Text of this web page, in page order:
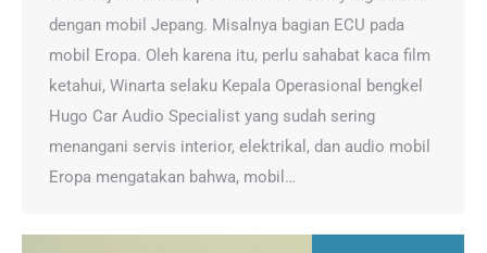
dengan mobil Jepang. Misalnya bagian ECU pada
mobil Eropa. Oleh karena itu, perlu sahabat kaca film
ketahui, Winarta selaku Kepala Operasional bengkel
Hugo Car Audio Specialist yang sudah sering
menangani servis interior, elektrikal, dan audio mobil
Eropa mengatakan bahwa, mobil…